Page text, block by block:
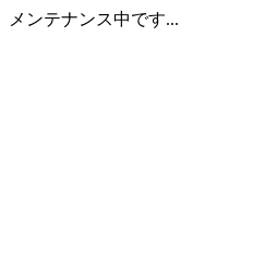
メンテナンス中です...